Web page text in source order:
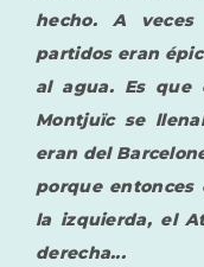
hecho. A
partidos eran
al agua. Es que
Montjuïc se
eran del
porque entonces
la izquierda, el
derecha...